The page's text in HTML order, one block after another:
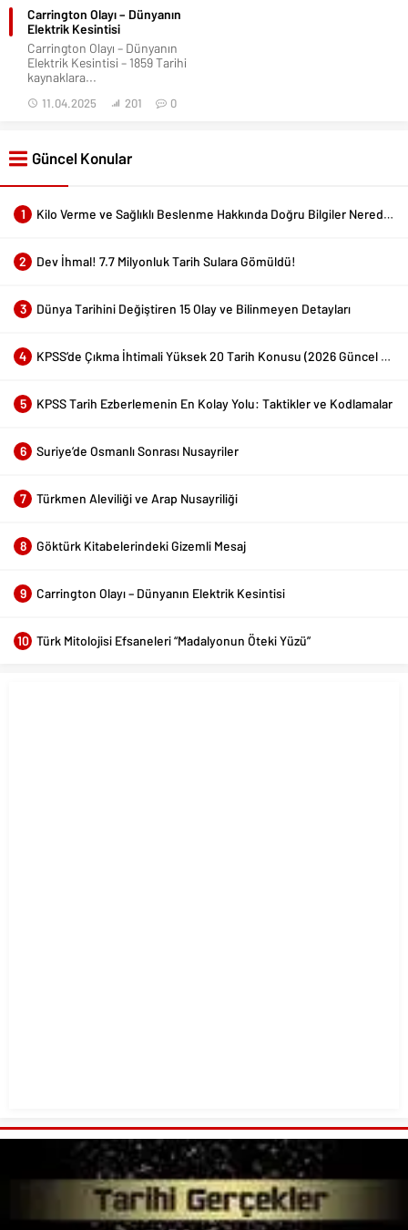
Carrington Olayı – Dünyanın
Elektrik Kesintisi
Carrington Olayı – Dünyanın
Elektrik Kesintisi – 1859 Tarihi
kaynaklara...
11.04.2025 201 0
Güncel Konular
1 Kilo Verme ve Sağlıklı Beslenme Hakkında Doğru Bilgiler Nerede Bulunur?
2 Dev İhmal! 7.7 Milyonluk Tarih Sulara Gömüldü!
3 Dünya Tarihini Değiştiren 15 Olay ve Bilinmeyen Detayları
4 KPSS’de Çıkma İhtimali Yüksek 20 Tarih Konusu (2026 Güncel Liste)
5 KPSS Tarih Ezberlemenin En Kolay Yolu: Taktikler ve Kodlamalar
6 Suriye’de Osmanlı Sonrası Nusayriler
7 Türkmen Aleviliği ve Arap Nusayriliği
8 Göktürk Kitabelerindeki Gizemli Mesaj
9 Carrington Olayı – Dünyanın Elektrik Kesintisi
10 Türk Mitolojisi Efsaneleri “Madalyonun Öteki Yüzü”